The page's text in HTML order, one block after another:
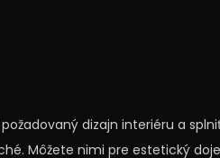
dizajn interiéru a
Môžete nimi pre estetický